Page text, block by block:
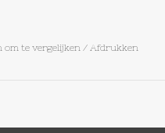
om te vergelijken / Afdrukken